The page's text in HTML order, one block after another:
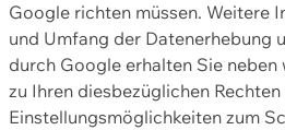
Google richten müssen. Weitere
und Umfang der Datenerhebung
durch Google erhalten Sie
zu Ihren diesbezüglichen Rechten
Einstellungsmöglichkeiten zum